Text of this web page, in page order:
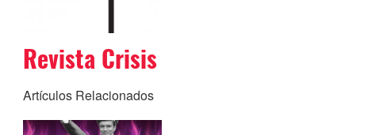
Revista Crisis
Artículos Relacionados